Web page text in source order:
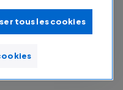
tous les cookies